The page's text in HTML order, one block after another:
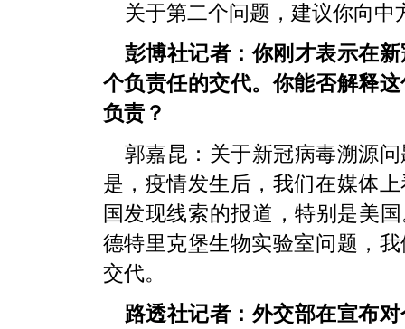
关于第二个问题，建议你向中
彭博社记者：你刚才表示在
个负责任的交代。你能否解释
负责？
郭嘉昆：关于新冠病毒溯源
是，疫情发生后，我们在媒体
国发现线索的报道，特别是美
德特里克堡生物实验室问题，
交代。
路透社记者：外交部在宣布